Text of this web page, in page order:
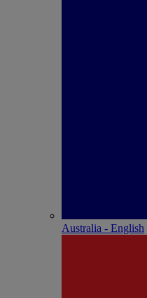
Australia - English